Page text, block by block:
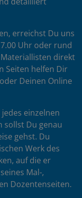
erreichst Du uns
Uhr oder rund
direkt
Seiten helfen Dir
Deinen Online
einzelnen
sollst Du genau
gehst. Du
Werk des
auf die er
Mal-,
Dozentenseiten.